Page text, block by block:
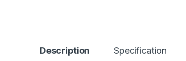
Description Specification